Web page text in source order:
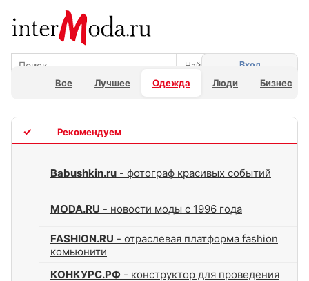
Все Лучшее Одежда Люди Бизнес
Вход
Babushkin.ru - фотограф красивых событий
MODA.RU - новости моды с 1996 года
FASHION.RU - отраслевая платформа fashion
комьюнити
КОНКУРС.РФ - конструктор для проведения